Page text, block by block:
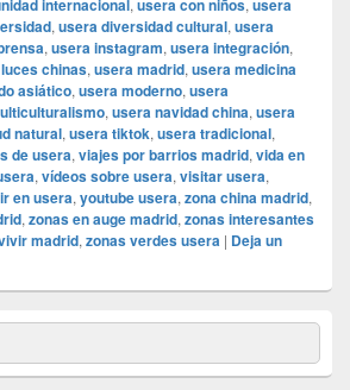
internacional, usera con niños, usera
, usera diversidad cultural, usera
, usera instagram, usera integración,
chinas, usera madrid, usera medicina
asiático, usera moderno, usera
, usera navidad china, usera
natural, usera tiktok, usera tradicional,
de usera, viajes por barrios madrid, vida en
, vídeos sobre usera, visitar usera,
en usera, youtube usera, zona china madrid,
, zonas en auge madrid, zonas interesantes
madrid, zonas verdes usera | Deja un